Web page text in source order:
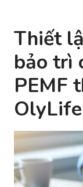
Thiết
bảo trì
PEMF
OlyLife